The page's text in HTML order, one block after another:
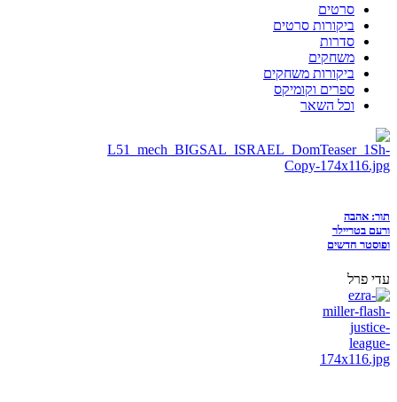
סרטים
ביקורות סרטים
סדרות
משחקים
ביקורות משחקים
ספרים וקומיקס
וכל השאר
תור: אהבה
ורעם בטריילר
ופוסטר חדשים
עדי פרל